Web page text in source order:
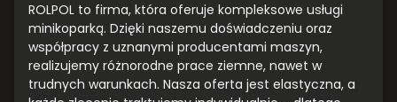
ROLPOL to firma, która oferuje kompleksowe usługi
minikoparką. Dzięki naszemu doświadczeniu oraz
współpracy z uznanymi producentami maszyn,
realizujemy różnorodne prace ziemne, nawet w
trudnych warunkach. Nasza oferta jest elastyczna, a